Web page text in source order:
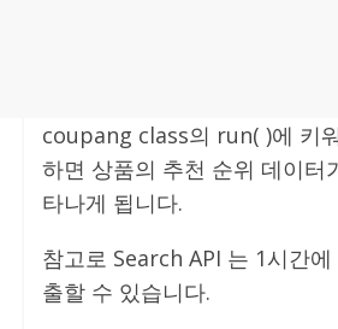
coupang class의 run( )에 키
하면 상품의 추천 순위 데이터
타나게 됩니다.
참고로 Search API 는 1시간
출할 수 있습니다.